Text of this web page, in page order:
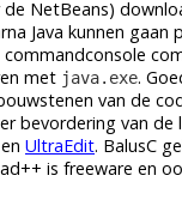
NetBeans)
Java kunnen gaan
met java.exe.
van de
bevordering van de
en UltraEdit. BalusC
is freeware en